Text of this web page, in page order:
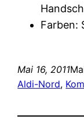
Farben:
Mai 16, 2011
Aldi-Nord,